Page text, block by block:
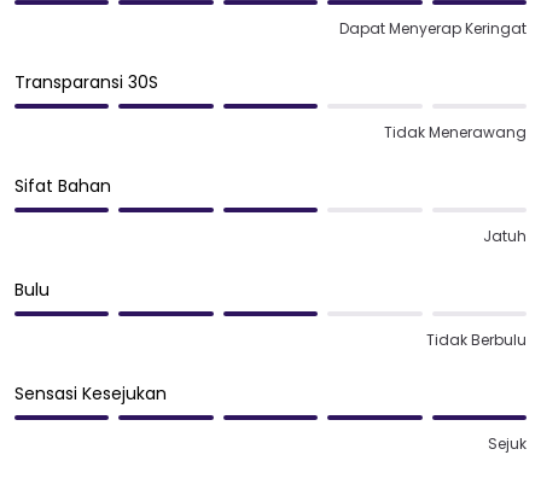
Dapat Menyerap Keringat
Transparansi 30S
Tidak Menerawang
Sifat Bahan
Jatuh
Bulu
Tidak Berbulu
Sensasi Kesejukan
Sejuk